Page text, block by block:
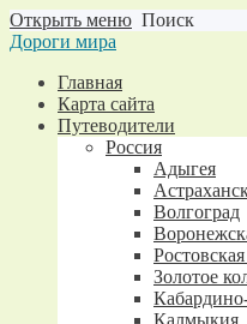
Открыть меню Поиск
Дороги мира
Главная
Карта сайта
Путеводители
Россия
Адыгея
Волгоград
Золотое
Калмыкия